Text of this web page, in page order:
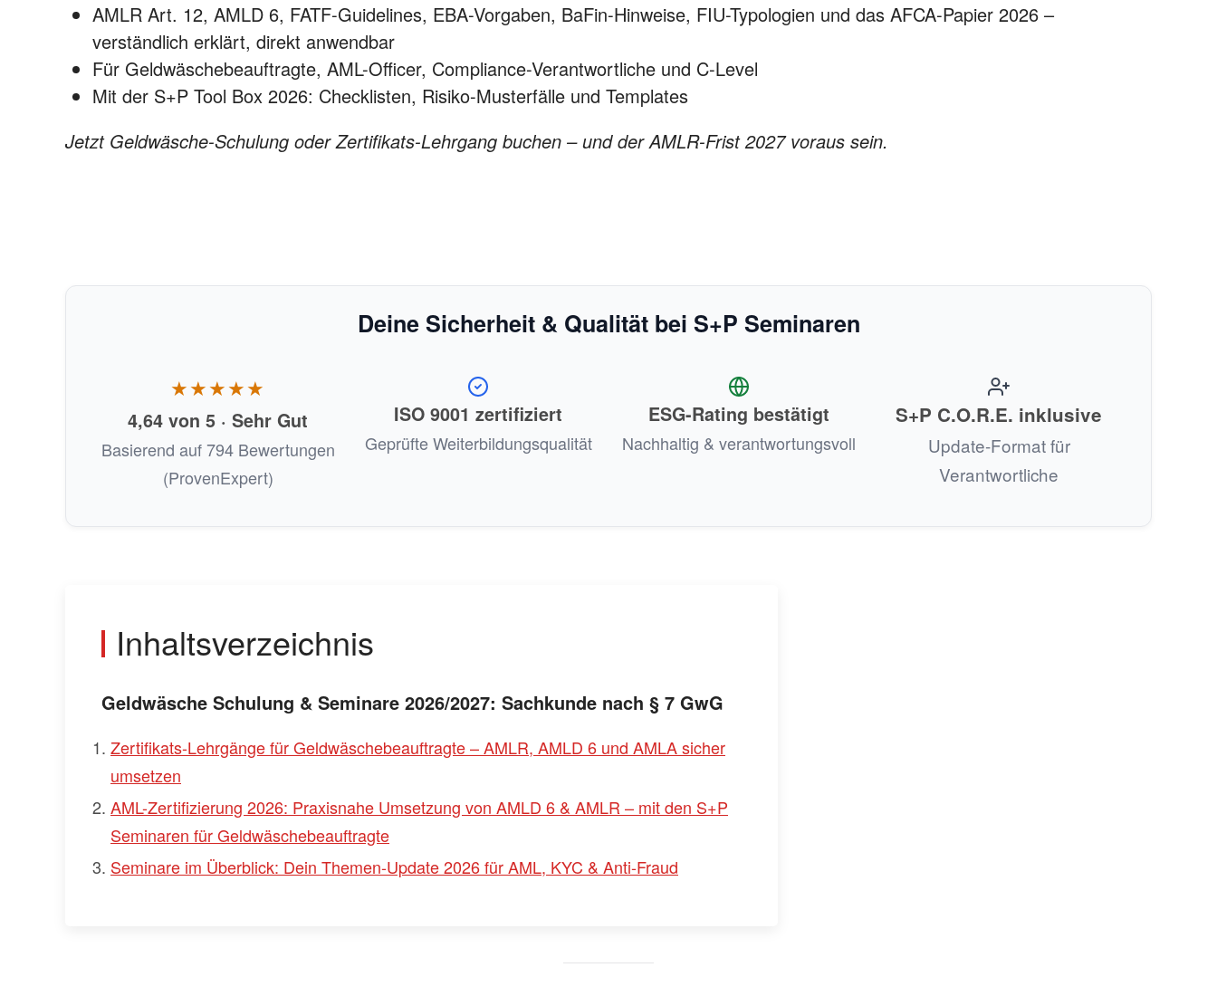
AMLR Art. 12, AMLD 6, FATF-Guidelines, EBA-Vorgaben, BaFin-Hinweise, FIU-Typologien und das AFCA-Papier 2026 –
verständlich erklärt, direkt anwendbar
Für Geldwäschebeauftragte, AML-Officer, Compliance-Verantwortliche und C-Level
Mit der S+P Tool Box 2026: Checklisten, Risiko-Musterfälle und Templates
Jetzt Geldwäsche-Schulung oder Zertifikats-Lehrgang buchen – und der AMLR-Frist 2027 voraus sein.
Deine Sicherheit & Qualität bei S+P Seminaren
★★★★★
4,64 von 5 · Sehr Gut
Basierend auf 794 Bewertungen
(ProvenExpert)
ISO 9001 zertifiziert
Geprüfte Weiterbildungsqualität
ESG-Rating bestätigt
Nachhaltig & verantwortungsvoll
S+P C.O.R.E. inklusive
Update-Format für
Verantwortliche
Inhaltsverzeichnis
Geldwäsche Schulung & Seminare 2026/2027: Sachkunde nach § 7 GwG
Zertifikats-Lehrgänge für Geldwäschebeauftragte – AMLR, AMLD 6 und AMLA sicher
umsetzen
AML-Zertifizierung 2026: Praxisnahe Umsetzung von AMLD 6 & AMLR – mit den S+P
Seminaren für Geldwäschebeauftragte
Seminare im Überblick: Dein Themen-Update 2026 für AML, KYC & Anti-Fraud